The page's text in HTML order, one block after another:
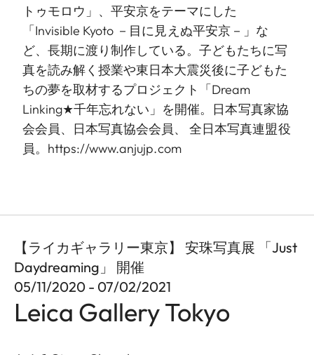
トゥモロウ」、平安京をテーマにした
「Invisible Kyoto －目に見えぬ平安京－」な
ど、長期に渡り制作している。子どもたちに写
真を読み解く授業や東日本大震災後に子どもた
ちの夢を取材するプロジェクト「Dream
Linking★千年忘れない」を開催。日本写真家協
会会員、日本写真協会会員、 全日本写真連盟役
員。https://www.anjujp.com
【ライカギャラリー東京】 安珠写真展 「Just
Daydreaming」 開催
05/11/2020 - 07/02/2021
Leica Gallery Tokyo